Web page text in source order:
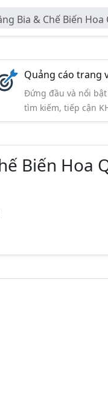
Bia & Chế Biến Hoa
Quảng cáo trang
Đứng đầu và nổi
tìm kiếm, tiếp cận
Biến Hoa